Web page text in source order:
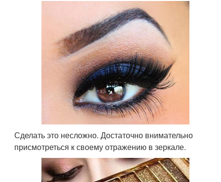
Сделать это несложно. Достаточно внимательно
присмотреться к своему отражению в зеркале.